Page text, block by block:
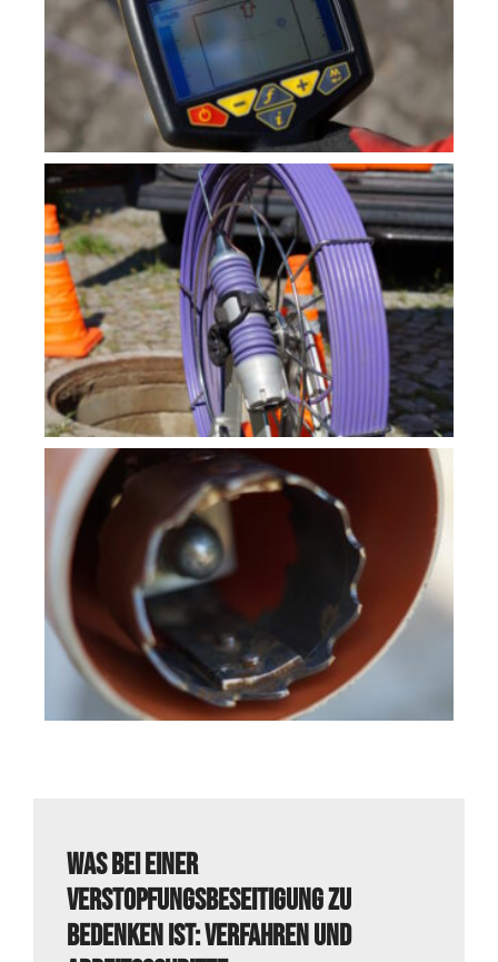
Was bei einer
Verstopfungsbeseitigung zu
bedenken ist: Verfahren und